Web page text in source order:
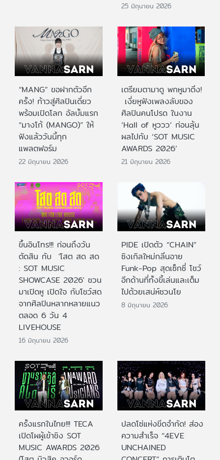
25 มิถุนายน 2026
“MANG” ขอฝากตัวอีก
ครั้ง! ก้าวสู่ศิลปินเดี่ยว
พร้อมเปิดโลก อัลบั้มแรก
“มางโก้ (MANGO)” ให้
ฟังแล้ววันนี้ทุก
แพลตฟอร์ม
22 มิถุนายน 2026
เตรียมตามาดู พกหูมาติ่ง!
เงี่ยหูฟังเพลงลับของ
ศิลปินคนโปรด ในงาน
‘Hall of หูววว’ ก่อนลุ้น
ผลไปกับ ‘SOT MUSIC
AWARDS 2026’
21 มิถุนายน 2026
ขึ้นอินโทร!!! ก่อนถึงวัน
ตัดสิน กับ 'โสต สด สด
: SOT MUSIC
SHOWCASE 2026' ชวน
มาเปิดหู เปิดใจ กับโชว์สด
จากศิลปินหลากหลายแนว
ตลอด 6 วัน 4
LIVEHOUSE
16 มิถุนายน 2026
PIDE เปิดตัว “CHAIN”
ซิงเกิลใหม่กลิ่นอาย
Funk-Pop สุดเซ็กซี่ โชว์
อีกด้านที่ทั้งขี้เล่นและเต็ม
ไปด้วยเสน่ห์ชวนโย
8 มิถุนายน 2026
ครั้งแรกในไทย!!! TECA
เปิดโผผู้เข้าชิง SOT
MUSIC AWARDS 2026
ปลดโซ่แห่งขีดจำกัด! ส่อง
ความสำเร็จ “4EVE
UNCHAINED